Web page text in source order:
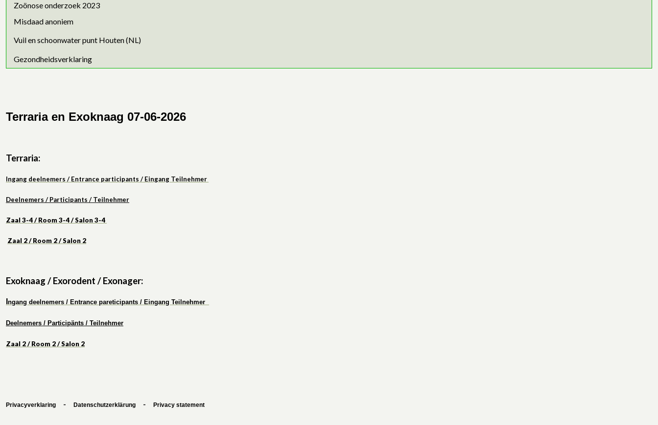
Zoönose onderzoek 2023
Misdaad anoniem
Vuil en schoonwater punt Houten (NL)
Gezondheidsverklaring
Terraria en Exoknaag 07-06-2026
Terraria:
Ingang deelnemers / Entrance participants / Eingang Teilnehmer
Deelnemers / Participants / Teilnehmer
Zaal 3-4 / Room 3-4 / Salon 3-4
Zaal 2 / Room 2 / Salon 2
Exoknaag / Exorodent / Exonager:
ngang deelnemers / Entrance pareticipants / Eingang Teilnehmer
Deelnemers / Participänts / Teilnehmer
Zaal 2 / Room 2 / Salon 2
Privacyverklaring - Datenschutzerklärung - Privacy statement